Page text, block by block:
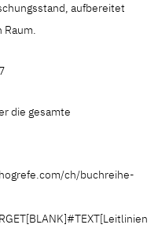
aufbereitet
Raum.
die gesamte
ch/buchreihe-